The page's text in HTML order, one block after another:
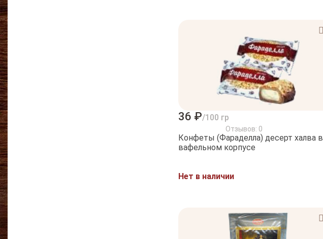
36 ₽/100 гр
Отзывов: 0
Конфеты (Фараделла) десерт халва в
вафельном корпусе
Нет в наличии